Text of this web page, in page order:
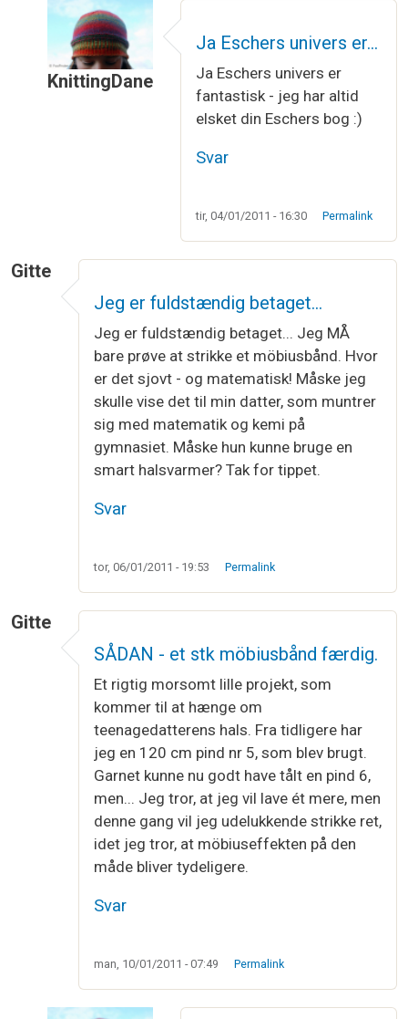
KnittingDane
Möbius båndetaf mor
Ja Eschers univers er…
Ja Eschers univers er
fantastisk - jeg har altid
elsket din Eschers bog :)
Svar
tir, 04/01/2011 - 16:30 Permalink
Gitte
Jeg er fuldstændig betaget…
Jeg er fuldstændig betaget... Jeg MÅ
bare prøve at strikke et möbiusbånd. Hvor
er det sjovt - og matematisk! Måske jeg
skulle vise det til min datter, som muntrer
sig med matematik og kemi på
gymnasiet. Måske hun kunne bruge en
smart halsvarmer? Tak for tippet.
Svar
tor, 06/01/2011 - 19:53 Permalink
Gitte
SÅDAN - et stk möbiusbånd færdig.
Et rigtig morsomt lille projekt, som
kommer til at hænge om
teenagedatterens hals. Fra tidligere har
jeg en 120 cm pind nr 5, som blev brugt.
Garnet kunne nu godt have tålt en pind 6,
men... Jeg tror, at jeg vil lave ét mere, men
denne gang vil jeg udelukkende strikke ret,
idet jeg tror, at möbiuseffekten på den
måde bliver tydeligere.
Svar
man, 10/01/2011 - 07:49 Permalink